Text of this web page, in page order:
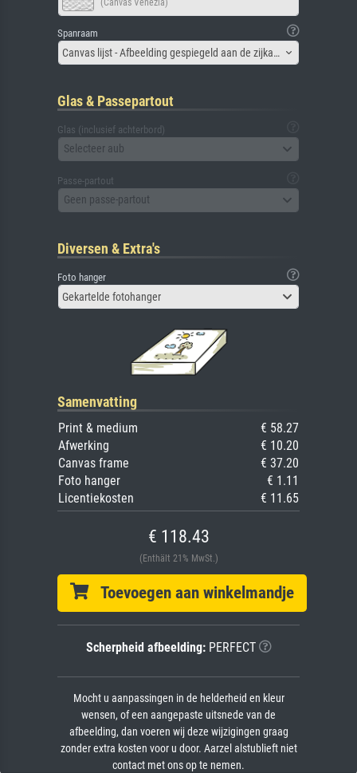
(Canvas Venezia)
Spanraam
Canvas lijst - Afbeelding gespiegeld aan de zijkant
Glas & Passepartout
Glas (inclusief achterbord)
Selecteer aub
Passe-partout
Geen passe-partout
Diversen & Extra's
Foto hanger
Gekartelde fotohanger
Samenvatting
Print & medium
€ 58.27
Afwerking
€ 10.20
Canvas frame
€ 37.20
Foto hanger
€ 1.11
Licentiekosten
€ 11.65
€ 118.43
(Enthält 21% MwSt.)
Toevoegen aan winkelmandje
Scherpheid afbeelding:PERFECT
Mocht u aanpassingen in de helderheid en kleur
wensen, of een aangepaste uitsnede van de
afbeelding, dan voeren wij deze wijzigingen graag
zonder extra kosten voor u door. Aarzel alstublieft niet
contact met ons op te nemen.